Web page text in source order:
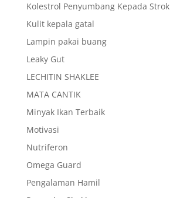
Kolestrol Penyumbang Kepada Strok
Kulit kepala gatal
Lampin pakai buang
Leaky Gut
LECHITIN SHAKLEE
MATA CANTIK
Minyak Ikan Terbaik
Motivasi
Nutriferon
Omega Guard
Pengalaman Hamil